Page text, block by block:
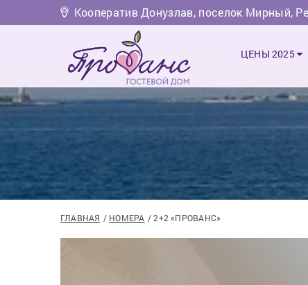
Кооператив Донузлав, поселок Мирный,
ЦЕНЫ 2025
ГЛАВНАЯ НОМЕРА 2+2 «ПРОВАНС»